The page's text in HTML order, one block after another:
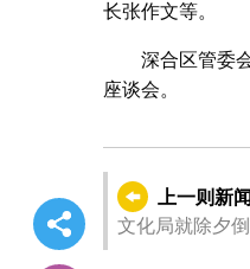
长张作文等。
深合区管委
座谈会。
上一则新闻
文化局就除夕